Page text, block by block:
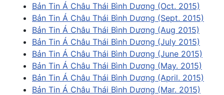
Bản Tin Á Châu Thái Bình Dương (Oct. 2015)
Bản Tin Á Châu Thái Bình Dương (Sept. 2015)
Bản Tin Á Châu Thái Bình Dương (Aug 2015)
Bản Tin Á Châu Thái Bình Dương (July 2015)
Bản Tin Á Châu Thái Bình Dương (June 2015)
Bản Tin Á Châu Thái Bình Dương (May. 2015)
Bản Tin Á Châu Thái Bình Dương (April. 2015)
Bản Tin Á Châu Thái Bình Dương (Mar. 2015)